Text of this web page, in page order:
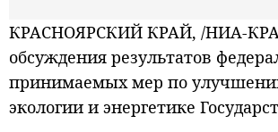
КРАСНОЯРСКИЙ КРАЙ, /НИА-
обсуждения результатов
принимаемых мер по
экологии и энергетике